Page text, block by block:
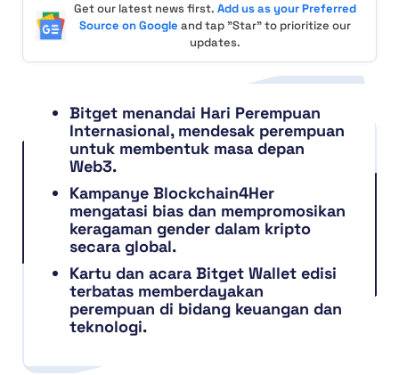
Get our latest news first. Add us as your Preferred
Source on Google and tap "Star" to prioritize our
updates.
Bitget menandai Hari Perempuan
Internasional, mendesak perempuan
untuk membentuk masa depan
Web3.
Kampanye Blockchain4Her
mengatasi bias dan mempromosikan
keragaman gender dalam kripto
secara global.
Kartu dan acara Bitget Wallet edisi
terbatas memberdayakan
perempuan di bidang keuangan dan
teknologi.